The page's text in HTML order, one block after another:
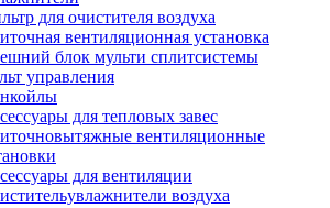
для очистителя воздуха
вентиляционная установка
блок мульти сплитсистемы
управления
для тепловых завес
вентиляционные
для вентиляции
воздуха